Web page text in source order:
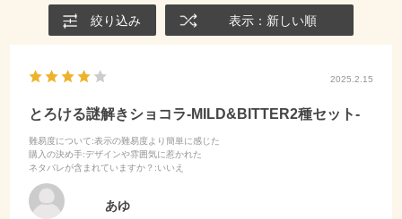
絞り込み 表示：新しい順
2025.2.15
とろける謎解きショコラ-MILD&BITTER2種セット-
難易度について:表示の難易度より簡単に感じた
購入の決め手:デザインや雰囲気に惹かれた
ネタバレが含まれていますか？ :いいえ
あゆ